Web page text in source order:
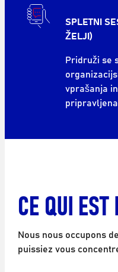
SPLETNI
ŽELJI)
Pridruži se
vprašanja
CE QUI
Nous nous occupons
puissiez vous